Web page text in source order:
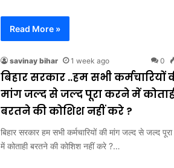
Read More »
savinay bihar 1 week ago 0
बिहार सरकार ..हम सभी कर्मचारियों
मांग जल्द से जल्द पूरा करने में
बरतने की कोशिश नहीं करे ?
बिहार सरकार हम सभी कर्मचारियों की मांग जल्द से जल्द
में कोताही बरतने की कोशिश नहीं करे ?…